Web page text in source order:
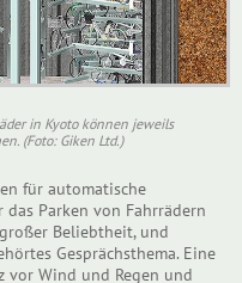
in Kyoto können jeweils
(Foto: Giken Ltd.)
für automatische
das Parken von Fahrrädern
Beliebtheit, und
Gesprächsthema. Eine
vor Wind und Regen und